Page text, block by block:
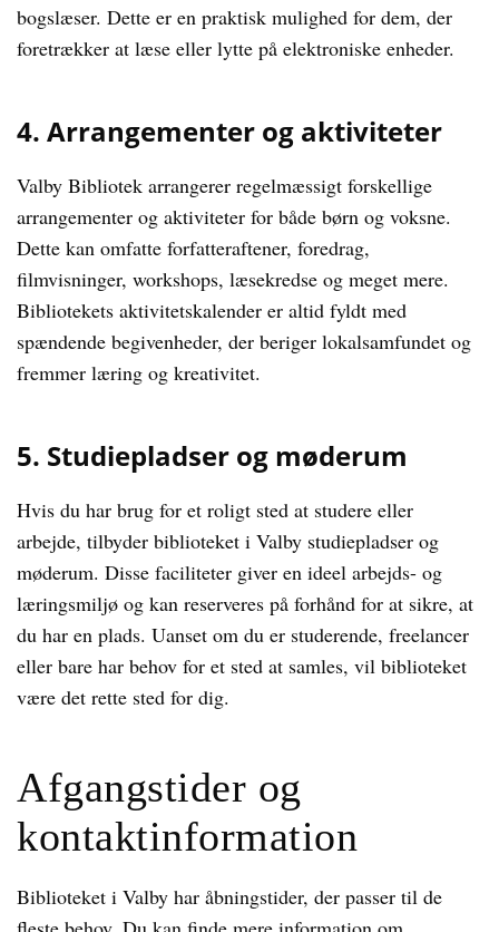
bogslæser. Dette er en praktisk mulighed for dem, der
foretrækker at læse eller lytte på elektroniske enheder.
4. Arrangementer og aktiviteter
Valby Bibliotek arrangerer regelmæssigt forskellige
arrangementer og aktiviteter for både børn og voksne.
Dette kan omfatte forfatteraftener, foredrag,
filmvisninger, workshops, læsekredse og meget mere.
Bibliotekets aktivitetskalender er altid fyldt med
spændende begivenheder, der beriger lokalsamfundet og
fremmer læring og kreativitet.
5. Studiepladser og møderum
Hvis du har brug for et roligt sted at studere eller
arbejde, tilbyder biblioteket i Valby studiepladser og
møderum. Disse faciliteter giver en ideel arbejds- og
læringsmiljø og kan reserveres på forhånd for at sikre, at
du har en plads. Uanset om du er studerende, freelancer
eller bare har behov for et sted at samles, vil biblioteket
være det rette sted for dig.
Afgangstider og
kontaktinformation
Biblioteket i Valby har åbningstider, der passer til de